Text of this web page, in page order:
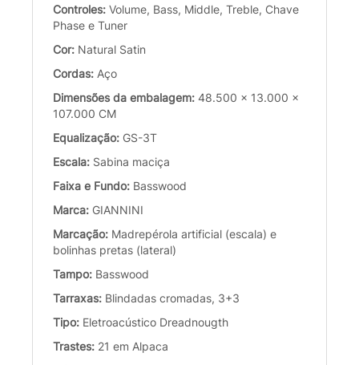
Controles: Volume, Bass, Middle, Treble, Chave
Phase e Tuner
Cor: Natural Satin
Cordas: Aço
Dimensões da embalagem: 48.500 x 13.000 x
107.000 CM
Equalização: GS-3T
Escala: Sabina maciça
Faixa e Fundo: Basswood
Marca: GIANNINI
Marcação: Madrepérola artificial (escala) e
bolinhas pretas (lateral)
Tampo: Basswood
Tarraxas: Blindadas cromadas, 3+3
Tipo: Eletroacústico Dreadnougth
Trastes: 21 em Alpaca